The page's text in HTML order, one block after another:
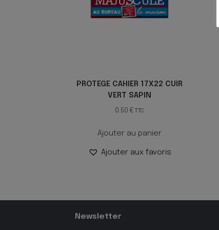
PROTEGE CAHIER 17X22 CUIR
VERT SAPIN
0.50€ TTC
Ajouter au panier
Ajouter aux favoris
Newsletter